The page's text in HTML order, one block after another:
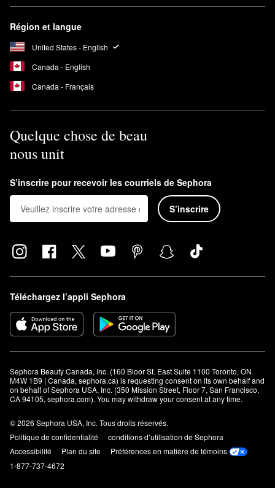
Région et langue
United States - English
Canada - English
Canada - Français
Quelque chose de beau
nous unit
S’inscrire pour recevoir les courriels de Sephora
S’inscrire
Téléchargez l’appli Sephora
Sephora Beauty Canada, Inc. (160 Bloor St. East Suite 1100 Toronto, ON
M4W 1B9 | Canada, sephora.ca) is requesting consent on its own behalf and
on behalf of Sephora USA, Inc. (350 Mission Street, Floor 7, San Francisco,
CA 94105, sephora.com). You may withdraw your consent at any time.
© 2026 Sephora USA, Inc. Tous droits réservés.
Politique de confidentialité
conditions d’utilisation de Sephora
Accessibilité
Plan du site
Préférences en matière de témoins
1-877-737-4672